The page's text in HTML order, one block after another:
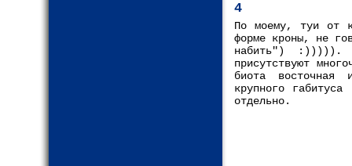
4
По моему, туи от
форме кроны, не
набить") :))))).
присутствуют
биота восточная
крупного
отдельно.